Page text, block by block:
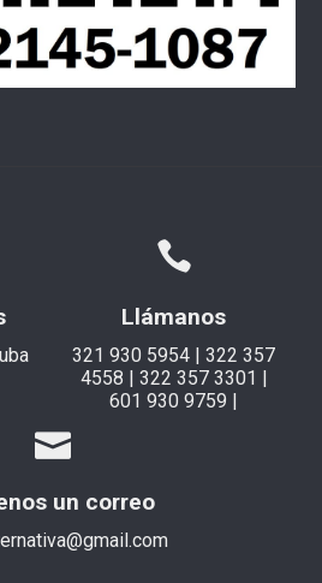
Llámanos
321 930 5954 | 322 357
4558 | 322 357 3301 |
601 930 9759 |
un correo